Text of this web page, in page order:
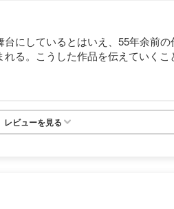
にしているとはいえ、55年余前
る。こうした作品を伝えていくこ
レビューを見る